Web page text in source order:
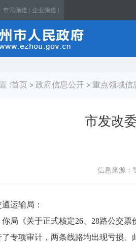
市民频道 | 企业频道 |
:首页 > 政府信息公开 > 重点领域信
市发改
信息来源：
运输局：
《关于正式核定26、28路公交票
了专项审计，两条线路均出现亏损